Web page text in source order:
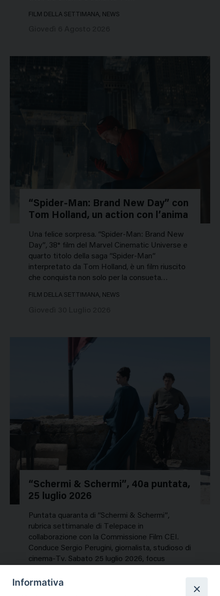
FILM DELLA SETTIMANA, NEWS
“Spider-Man: Brand New Day” con
Tom Holland, un action con l’anima
Una felice sorpresa. “Spider-Man: Brand New
Day”, 38° film del Marvel Cinematic Universe e
quarto titolo della saga “Spider-Man”
interpretato da Tom Holland, è un film riuscito
che conquista non solo per la consueta…
FILM DELLA SETTIMANA, NEWS
“Schermi & Schermi”, 40a puntata,
25 luglio 2026
Puntata quaranta di “Schermi & Schermi”,
rubrica settimanale di Telepace in
collaborazione con la Commissione Film CEI.
Conduce Sergio Perugini, giornalista, studioso di
cinema-Tv. Sabato 25 luglio 2026, focus
NEWS, PERCORSI TEMATICI
Informativa